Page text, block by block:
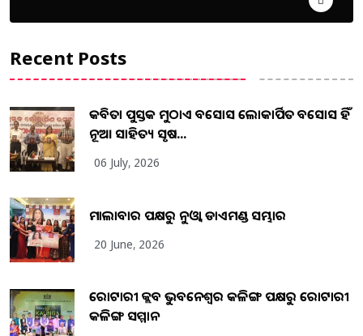
Recent Posts
କବିତା ପୁସ୍ତକ ମୁଠାଏ ଅବସୋସ ଲୋକାର୍ପିତ ଅବସୋସ ହିଁ
ନୂଆ ସାହିତ୍ୟ ସୃଷ...
06 July, 2026
ମାଲାବାର ପକ୍ଷରୁ ନୁଓ୍ବା ଡାଏମଣ୍ଡ ସମ୍ଭାର
20 June, 2026
ରୋଟାରୀ କ୍ଲବ ଭୁବନେଶ୍ୱର କଳିଙ୍ଗ ପକ୍ଷରୁ ରୋଟାରୀ
କଳିଙ୍ଗ ସମ୍ମାନ